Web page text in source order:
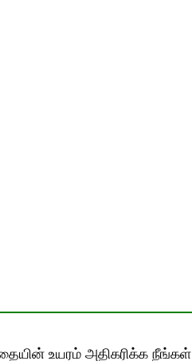
உயரம் அதிகரிக்க நீங்கள்